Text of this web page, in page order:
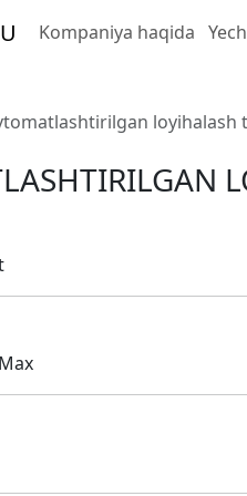
Kompaniya haqida
loyihalash